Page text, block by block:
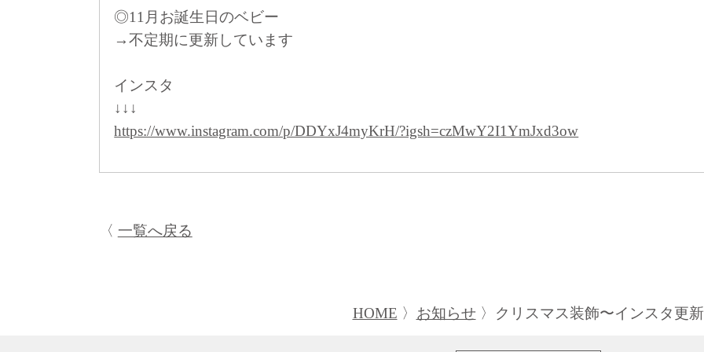
◎11月お誕生日のベビー
→不定期に更新しています
インスタ
↓↓↓
https://www.instagram.com/p/DDYxJ4myKrH/?igsh=czMwY2I1YmJxd3ow
一覧へ戻る
HOME お知らせ クリスマス装飾〜インスタ更新